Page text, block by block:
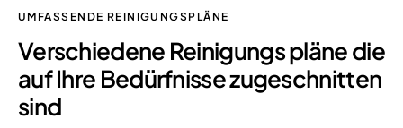
UMFASSENDE REINIGUNGSPLÄNE
Verschiedene Reinigungsplänedie
auf Ihre Bedürfnisse zugeschnitten
sind